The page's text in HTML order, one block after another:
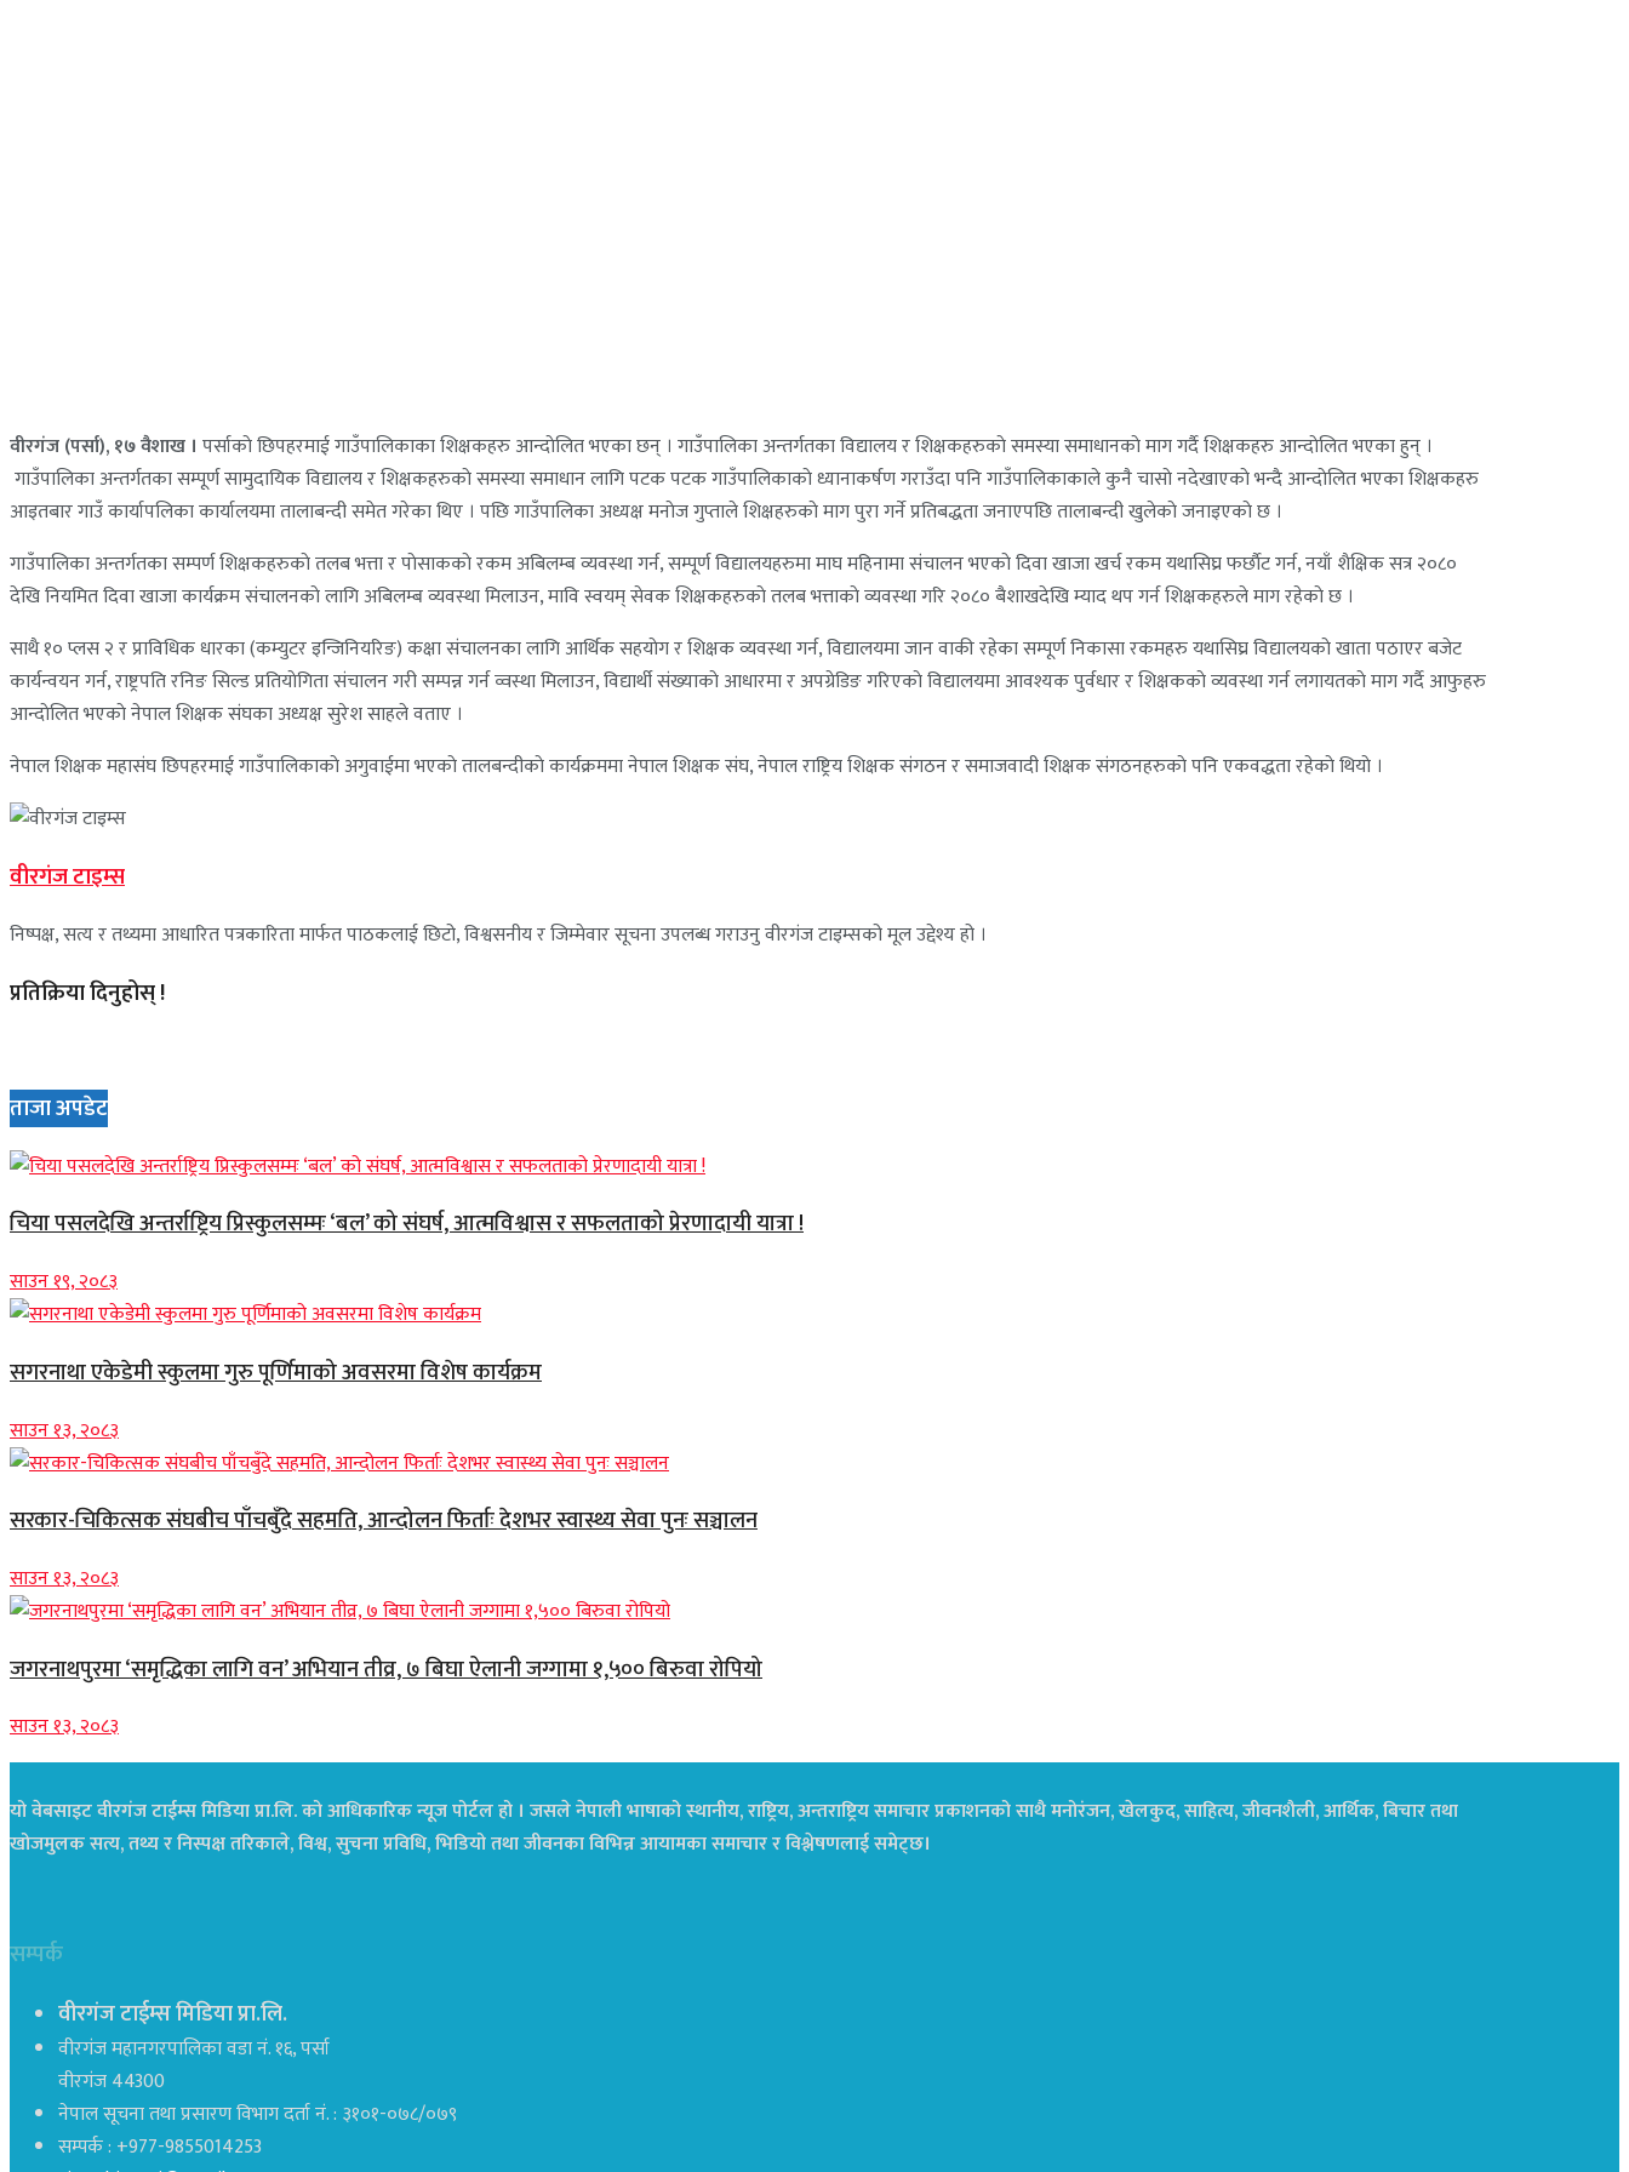
वीरगंज (पर्सा), १७ वैशाख । पर्साकाे छिपहरमाई गाउँपालिकाका शिक्षकहरु आन्दाेलित भएका छन् । गाउँपालिका अन्तर्गतका विद्यालय र शिक्षकहरुकाे समस्या समाधानकाे माग गर्दै शिक्षकहरु आन्दाेलित भएका हुन् ।
गाउँपालिका अन्तर्गतका सम्पूर्ण सामुदायिक विद्यालय र शिक्षकहरुकाे समस्या समाधान लागि पटक पटक गाउँपालिकाकाे ध्यानाकर्षण गराउँदा पनि गाउँपालिकाकाले कुनै चासाे नदेखाएकाे भन्दै आन्दाेलित भएका शिक्षकहरु
आइतबार गाउँ कार्यापलिका कार्यालयमा तालाबन्दी समेत गरेका थिए । पछि गाउँपालिका अध्यक्ष मनाेज गुप्ताले शिक्षहरुकाे माग पुरा गर्ने प्रतिबद्धता जनाएपछि तालाबन्दी खुलेकाे जनाइएकाे छ ।
गाउँपालिका अन्तर्गतका सम्पर्ण शिक्षकहरुकाे तलब भत्ता र पाेसाककाे रकम अबिलम्ब व्यवस्था गर्न, सम्पूर्ण विद्यालयहरुमा माघ महिनामा संचालन भएकाे दिवा खाजा खर्च रकम यथासिघ्र फर्छाैट गर्न, नयाँ शैक्षिक सत्र २०८०
देखि नियमित दिवा खाजा कार्यक्रम संचालनकाे लागि अबिलम्ब व्यवस्था मिलाउन, मावि स्वयम् सेवक शिक्षकहरुकाे तलब भत्ताकाे व्यवस्था गरि २०८० बैशाखदेखि म्याद थप गर्न शिक्षकहरुले माग रहेकाे छ ।
साथै १० प्लस २ र प्राविधिक धारका (कम्युटर इन्जिनियरिङ) कक्षा संचालनका लागि आर्थिक सहयाेग र शिक्षक व्यवस्था गर्न, विद्यालयमा जान वाकी रहेका सम्पूर्ण निकासा रकमहरु यथासिघ्र विद्यालयकाे खाता पठाएर बजेट
कार्यन्वयन गर्न, राष्ट्रपति रनिङ सिल्ड प्रतियाेगिता संचालन गरी सम्पन्न गर्न व्वस्था मिलाउन, विद्यार्थी संख्याकाे आधारमा र अपग्रेडिङ गरिएकाे विद्यालयमा आवश्यक पुर्वधार र शिक्षककाे व्यवस्था गर्न लगायतकाे माग गर्दै आफुहरु
आन्दाेलित भएकाे नेपाल शिक्षक संघका अध्यक्ष सुरेश साहले वताए ।
नेपाल शिक्षक महासंघ छिपहरमाई गाउँपालिकाकाे अगुवाईमा भएकाे तालबन्दीकाे कार्यक्रममा नेपाल शिक्षक संघ, नेपाल राष्ट्रिय शिक्षक संगठन र समाजवादी शिक्षक संगठनहरुकाे पनि एकवद्धता रहेकाे थियाे ।
वीरगंज टाइम्स
निष्पक्ष, सत्य र तथ्यमा आधारित पत्रकारिता मार्फत पाठकलाई छिटो, विश्वसनीय र जिम्मेवार सूचना उपलब्ध गराउनु वीरगंज टाइम्सको मूल उद्देश्य हो ।
प्रतिक्रिया दिनुहोस् !
ताजा अपडेट
चिया पसलदेखि अन्तर्राष्ट्रिय प्रिस्कुलसम्मः ‘बल’ को संघर्ष, आत्मविश्वास र सफलताको प्रेरणादायी यात्रा !
साउन १९, २०८३
सगरनाथा एकेडेमी स्कुलमा गुरु पूर्णिमाको अवसरमा विशेष कार्यक्रम
साउन १३, २०८३
सरकार-चिकित्सक संघबीच पाँचबुँदे सहमति, आन्दोलन फिर्ताः देशभर स्वास्थ्य सेवा पुनः सञ्चालन
साउन १३, २०८३
जगरनाथपुरमा ‘समृद्धिका लागि वन’ अभियान तीव्र, ७ बिघा ऐलानी जग्गामा १,५०० बिरुवा रोपियो
साउन १३, २०८३
यो वेबसाइट वीरगंज टाईम्स मिडिया प्रा.लि. को आधिकारिक न्यूज पोर्टल हो । जसले नेपाली भाषाको स्थानीय, राष्ट्रिय, अन्तराष्ट्रिय समाचार प्रकाशनको साथै मनोरंजन, खेलकुद, साहित्य, जीवनशैली, आर्थिक, बिचार तथा
खोजमुलक सत्य, तथ्य र निस्पक्ष तरिकाले, विश्व, सुचना प्रविधि, भिडियो तथा जीवनका विभिन्न आयामका समाचार र विश्लेषणलाई समेट्छ।
सम्पर्क
वीरगंज टाईम्स मिडिया प्रा.लि.
वीरगंज महानगरपालिका वडा नं. १६, पर्सा
वीरगंज 44300
नेपाल सूचना तथा प्रसारण विभाग दर्ता नं. : ३१०१-०७८/०७९
सम्पर्क : +977-9855014253